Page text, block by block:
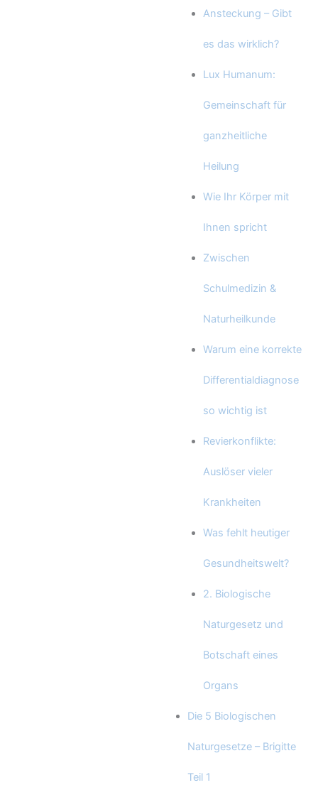
Ansteckung – Gibt
es das wirklich?
Lux Humanum:
Gemeinschaft für
ganzheitliche
Heilung
Wie Ihr Körper mit
Ihnen spricht
Zwischen
Schulmedizin &
Naturheilkunde
Warum eine korrekte
Differentialdiagnose
so wichtig ist
Revierkonflikte:
Auslöser vieler
Krankheiten
Was fehlt heutiger
Gesundheitswelt?
2. Biologische
Naturgesetz und
Botschaft eines
Organs
Die 5 Biologischen
Naturgesetze – Brigitte
Teil 1